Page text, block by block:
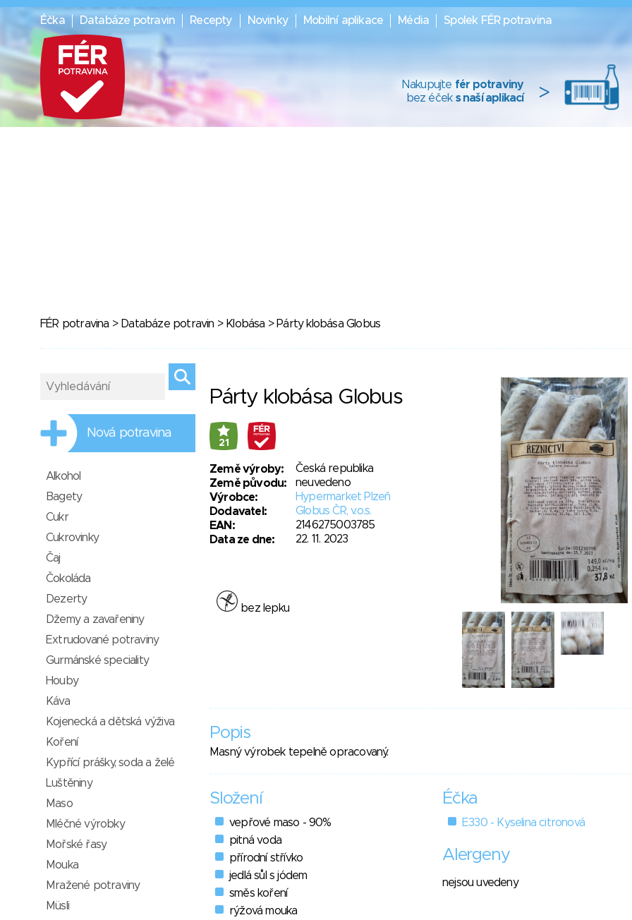
Éčka Databáze potravin Recepty Novinky Mobilní aplikace Média Spolek FÉR potravina
Nakupujte fér potraviny
bez éček s naší aplikací >
FÉR potravina > Databáze potravin > Klobása > Párty klobása Globus
Párty klobása Globus
21
Země výroby:
Česká republika
Země původu:
neuvedeno
Výrobce:
Hypermarket Plzeň
Dodavatel:
Globus ČR, v.o.s.
EAN:
2146275003785
Data ze dne:
22. 11. 2023
bez lepku
Popis
Masný výrobek tepelně opracovaný.
Složení
vepřové maso - 90%
pitná voda
přírodní střívko
jedlá sůl s jódem
směs koření
rýžová mouka
Éčka
E330 - Kyselina citronová
Alergeny
nejsou uvedeny
Nová potravina
Alkohol
Bagety
Cukr
Cukrovinky
Čaj
Čokoláda
Dezerty
Džemy a zavařeniny
Extrudované potraviny
Gurmánské speciality
Houby
Káva
Kojenecká a dětská výživa
Koření
Kypřící prášky, soda a želé
Luštěniny
Maso
Mléčné výrobky
Mořské řasy
Mouka
Mražené potraviny
Müsli